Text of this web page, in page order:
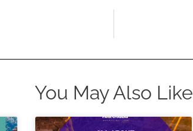
You May Also Like